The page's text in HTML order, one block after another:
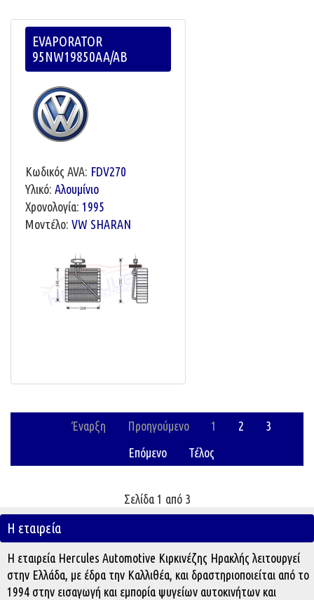
EVAPORATOR
95NW19850AA/AB
Κωδικός AVA: FDV270
Υλικό: Αλουμίνιο
Χρονολογία: 1995
Μοντέλο: VW SHARAN
Έναρξη Προηγούμενο 1 2
3
Επόμενο
Τέλος
Σελίδα 1 από 3
Η εταιρεία
Η εταιρεία Hercules Automotive Κιρκινέζης Ηρακλής λειτουργεί
στην Ελλάδα, με έδρα την Καλλιθέα, και δραστηριοποιείται από το
1994 στην εισαγωγή και εμπορία ψυγείων αυτοκινήτων και